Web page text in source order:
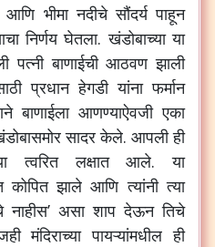
आणि भीमा नदीचे सौंदर्य पाहून
निर्णय घेतला. खंडोबाच्या या
पत्नी बाणाईची आठवण झाली
प्रधान हेगडी यांना फर्मान
बाणाईला आणण्याऐवजी एका
सादर केले. आपली ही
त्वरित लक्षात आले. या
झाले आणि त्यांनी त्या
नाहीस’ असा शाप देऊन तिचे
मंदिराच्या पायऱ्यांमधील ही